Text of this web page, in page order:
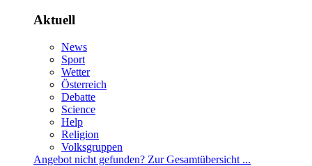
Aktuell
News
Sport
Wetter
Österreich
Debatte
Science
Help
Religion
Volksgruppen
Angebotnichtgefunden?ZurGesamtübersicht...